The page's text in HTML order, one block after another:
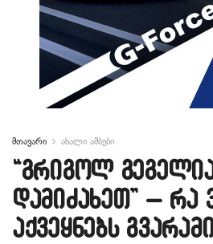
მთავარი ახალი ამბები
“გრიგოლ
დამიძახეთ” – რა
აქვეყნებს